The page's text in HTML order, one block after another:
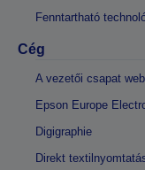
Fenntartható
Cég
A vezetői csapat
Epson Europe
Digigraphie
Direkt